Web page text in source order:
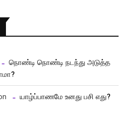
நொண்டி நொண்டி நடந்து அடுத்த
யாழ்ப்பாணமே உனது பசி எது?